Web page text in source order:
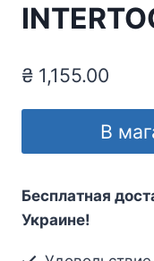
₴ 1,155.00
В
Бесплатная
Украине!